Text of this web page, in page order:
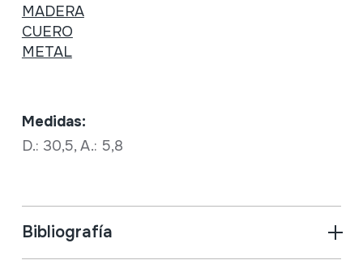
MADERA
CUERO
METAL
Medidas:
D.: 30,5, A.: 5,8
Bibliografía